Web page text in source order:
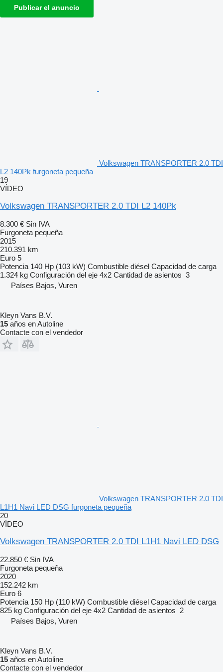
Publicar el anuncio
Volkswagen TRANSPORTER 2.0 TDI
L2 140Pk furgoneta pequeña
19
VÍDEO
Volkswagen TRANSPORTER 2.0 TDI L2 140Pk
8.300 € Sin IVA
Furgoneta pequeña
2015
210.391 km
Euro 5
Potencia 140 Hp (103 kW) Combustible diésel Capacidad de carga
1.324 kg Configuración del eje 4x2 Cantidad de asientos 3
Países Bajos, Vuren
Kleyn Vans B.V.
15 años en Autoline
Contacte con el vendedor
Volkswagen TRANSPORTER 2.0 TDI
L1H1 Navi LED DSG furgoneta pequeña
20
VÍDEO
Volkswagen TRANSPORTER 2.0 TDI L1H1 Navi LED DSG
22.850 € Sin IVA
Furgoneta pequeña
2020
152.242 km
Euro 6
Potencia 150 Hp (110 kW) Combustible diésel Capacidad de carga
825 kg Configuración del eje 4x2 Cantidad de asientos 2
Países Bajos, Vuren
Kleyn Vans B.V.
15 años en Autoline
Contacte con el vendedor